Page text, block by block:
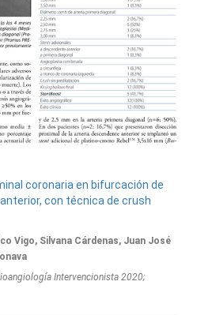
coronaria en bifurcación de
con técnica de crush
Vigo, Silvana Cárdenas, Juan José
Intervencionista 2020;